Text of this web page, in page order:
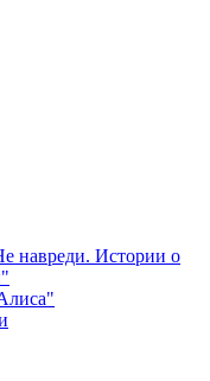
навреди. Истории о